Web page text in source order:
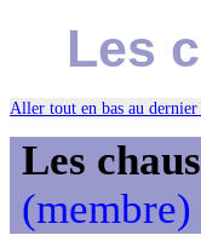
Les
Aller tout en bas au dernier
Les
(membre)